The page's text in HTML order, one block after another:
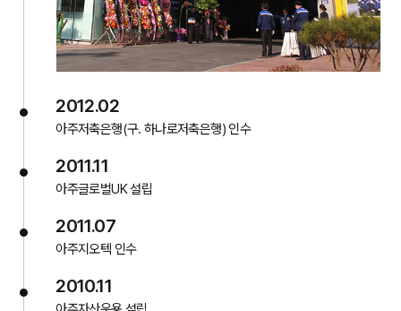
2012.02
아주저축은행(구. 하나로저축은행) 인수
2011.11
아주글로벌UK 설립
2011.07
아주지오텍 인수
2010.11